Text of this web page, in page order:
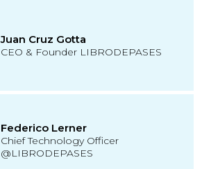
Juan Cruz Gotta
CEO & Founder LIBRODEPASES
Federico Lerner
Chief Technology Officer
@LIBRODEPASES